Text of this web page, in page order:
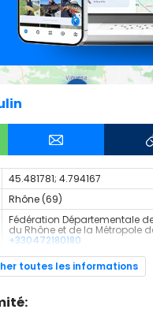
45.481781; 4.794167
Rhône (69)
Fédération Départementale
du Rhône et de la Métropole
+330472180180
Truite
cet emplacement.
toutes les informations